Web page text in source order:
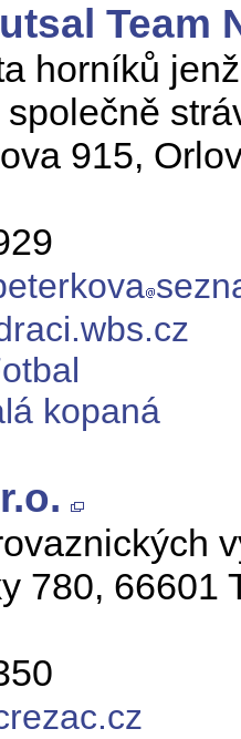
Team
horníků
915,
kopaná
780, 66601